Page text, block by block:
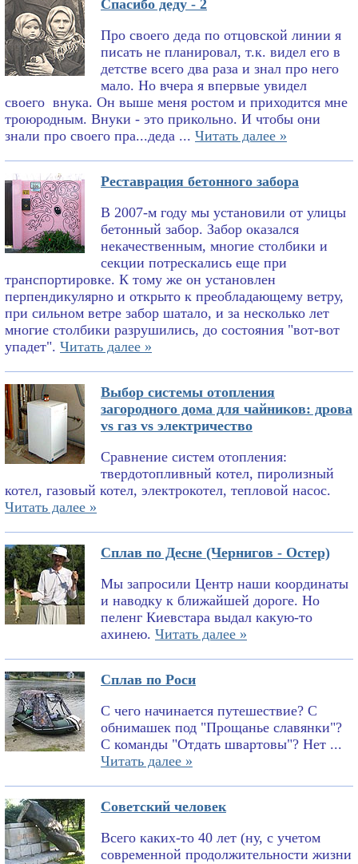
Спасибо деду - 2
Про своего деда по отцовской линии я
писать не планировал, т.к. видел его в
детстве всего два раза и знал про него
мало. Но вчера я впервые увидел
своего внука. Он выше меня ростом и приходится мне
троюродным. Внуки - это прикольно. И чтобы они
знали про своего пра...деда ... Читать далее »
Реставрация бетонного забора
В 2007-м году мы установили от улицы
бетонный забор. Забор оказался
некачественным, многие столбики и
секции потрескались еще при
транспортировке. К тому же он установлен
перпендикулярно и открыто к преобладающему ветру,
при сильном ветре забор шатало, и за несколько лет
многие столбики разрушились, до состояния "вот-вот
упадет". Читать далее »
Выбор системы отопления
загородного дома для чайников: дрова
vs газ vs электричество
Сравнение систем отопления:
твердотопливный котел, пиролизный
котел, газовый котел, электрокотел, тепловой насос.
Читать далее »
Сплав по Десне (Чернигов - Остер)
Мы запросили Центр наши координаты
и наводку к ближайшей дороге. Но
пеленг Киевстара выдал какую-то
ахинею. Читать далее »
Сплав по Роси
С чего начинается путешествие? С
обнимашек под "Прощанье славянки"?
С команды "Отдать швартовы"? Нет ...
Читать далее »
Советский человек
Всего каких-то 40 лет (ну, с учетом
современной продолжительности жизни